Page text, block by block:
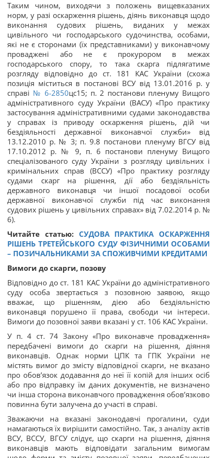
Таким чином, виходячи з положень вищевказаних
норм, у разі оскарження рішень, діянь виконавця щодо
виконання судових рішень, виданих у межах
цивільного чи господарського судочинства, особами,
які не є сторонами (їх представниками) у виконавчому
проваджені або не є прокурором в межах
господарського спору, то така скарга підлягатиме
розгляду відповідно до ст. 181 КАС України (схожа
позиція міститься в постанові ВСУ від 13.01.2016 р. у
справі № 6-2850цс15; п. 2 постанови пленуму Вищого
адміністративного суду України (ВАСУ) «Про практику
застосування адміністративними судами законодавства
у справах із приводу оскарження рішень, дій чи
бездіяльності державної виконавчої служби» від
13.12.2010 р. № 3; п. 9.8 постанови пленуму ВГСУ від
17.10.2012 р. № 9, п. 6 постанови пленуму Вищого
спеціалізованого суду України з розгляду цивільних і
кримінальних справ (ВССУ) «Про практику розгляду
судами скарг на рішення, дії або бездіяльність
державного виконавця чи іншої посадової особи
державної виконавчої служби під час виконання
судових рішень у цивільних справах» від 7.02.2014 р. №
6).
Читайте статью: СУДОВА ПРАКТИКА ОСКАРЖЕННЯ
РІШЕНЬ ТРЕТЕЙСЬКОГО СУДУ ФІЗИЧНИМИ ОСОБАМИ
– ПОЗИЧАЛЬНИКАМИ ЗА СПОЖИВЧИМИ КРЕДИТАМИ
Вимоги до скарги, позову
Відповідно до ст. 181 КАС України до адміністративного
суду особа звертається з позовною заявою, якщо
вважає, що рішенням, дією або бездіяльністю
виконавця порушено її права, свободи чи інтереси.
Вимоги до позовної заяви вказані у ст. 106 КАС України.
У п. 4 ст. 74 Закону «Про виконавче провадження»
передбачені вимоги до скарги на рішення, діяння
виконавців. Однак норми ЦПК та ГПК України не
містять вимог до змісту відповідної скарги, не вказано
про обов’язок додавання до неї її копій для інших осіб
або про відправку їм даних документів, не визначено
чи інша сторона виконавчого провадження обов’язково
повинна бути залучена до участі в справі.
Зважаючи на вказані законодавчі прогалини, суди
намагаються їх вирішити самостійно. Так, з аналізу актів
ВСУ, ВССУ, ВГСУ слідує, що скарги на рішення, діяння
виконавців мають відповідати загальним вимогам